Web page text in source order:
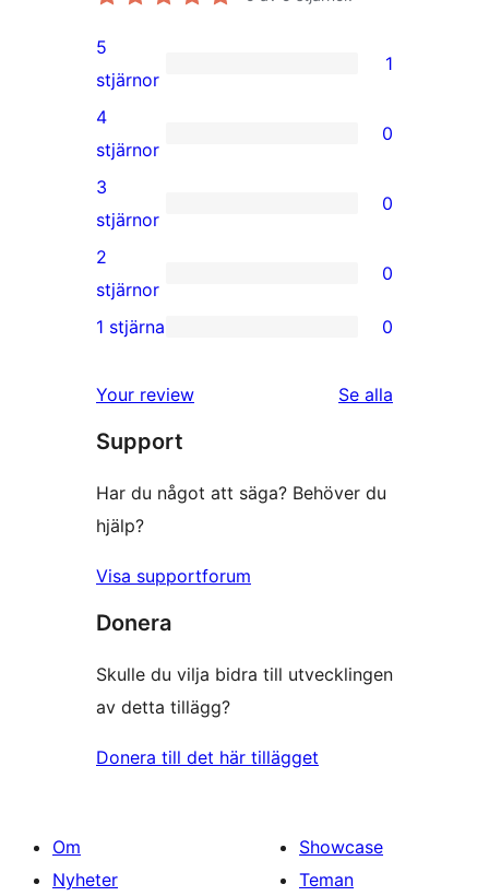
1
5-
stjärnig
recension
5
stjärnor
1
0
4-
stjärniga
recensioner
4
stjärnor
0
0
3-
stjärniga
recensioner
3
stjärnor
0
0
2-
recensioner
2
stjärnor
0
stjärniga
recensioner
1 stjärna 0
Your review Se alla
Support
Har du något att säga? Behöver du
hjälp?
Visa supportforum
Donera
Skulle du vilja bidra till utvecklingen
av detta tillägg?
Donera till det här tillägget
Om
Nyheter
Showcase
Teman